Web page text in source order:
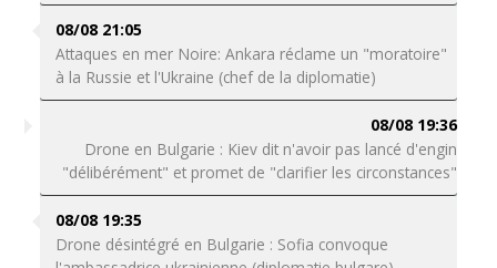
08/08 21:05
Attaques en mer Noire: Ankara réclame un "moratoire"
à la Russie et l'Ukraine (chef de la diplomatie)
08/08 19:36
Drone en Bulgarie : Kiev dit n'avoir pas lancé d'engin
"délibérément" et promet de "clarifier les circonstances"
08/08 19:35
Drone désintégré en Bulgarie : Sofia convoque